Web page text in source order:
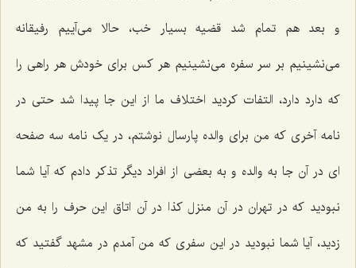
و بعد هم تمام شد قضیه بسیار خب، حالا می‌آییم رفیقانه
می‌نشینیم بر سر سفره می‌نشینیم هر کس برای خودش هر راهی را
که دارد دارد، التفات کردید اختلاف ما از این جا پیدا شد حتی در
نامه آخری که من برای والده پارسال نوشتم، در یک نامه سه صفحه
ای در آن جا به والده و به بعضی از افراد دیگر تذکر دادم که آیا شما
نبودید که در تهران در آن منزل کذا در آن اتاق این حرف را به من
زدید، آیا شما نبودید در این سفری که من آمدم در مشهد گفتید که